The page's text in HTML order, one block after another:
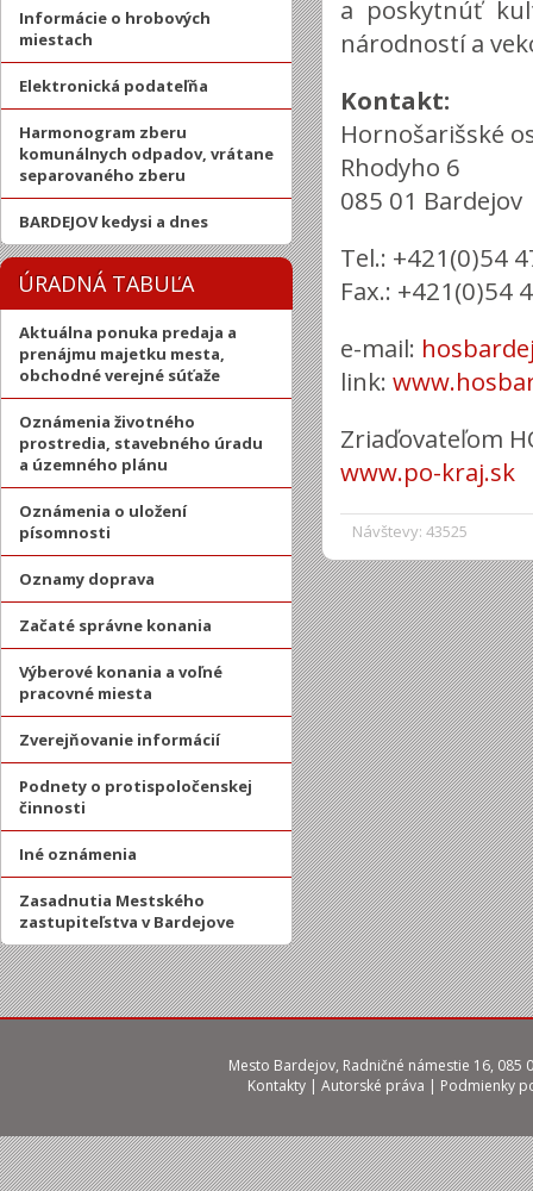
Informácie o hrobových
miestach
Elektronická podateľňa
Harmonogram zberu
komunálnych odpadov, vrátane
separovaného zberu
BARDEJOV kedysi a dnes
ÚRADNÁ TABUĽA
Aktuálna ponuka predaja a
prenájmu majetku mesta,
obchodné verejné súťaže
Oznámenia životného
prostredia, stavebného úradu
a územného plánu
Oznámenia o uložení
písomnosti
Oznamy doprava
Začaté správne konania
Výberové konania a voľné
pracovné miesta
Zverejňovanie informácií
Podnety o protispoločenskej
činnosti
Iné oznámenia
Zasadnutia Mestského
zastupiteľstva v Bardejove
Návštevy: 43525
a poskytnúť
národností a
Kontakt:
Hornošarišské
Rhodyho 6
085 01 Bardejov
Tel.: +421(0)54
Fax.: +421(0)54
e-mail:
link:
Zriaďovateľom
www.po-kraj.sk
Mesto Bardejov, Radničné námestie 16, 085
Kontakty | Autorské práva | Podmienky